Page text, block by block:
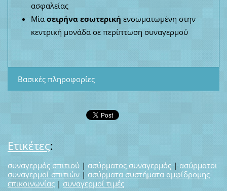
ασφαλείας
Μία σειρήνα εσωτερική ενσωματωμένη στην
κεντρική μονάδα σε περίπτωση συναγερμού
Βασικές πληροφορίες
Ετικέτες:
συναγερμός σπιτιού | ασύρματος συναγερμός | ασύρματοι
συναγερμοί σπιτιών | ασύρματα συστήματα αμφίδρομης
επικοινωνίας | συναγερμοί τιμές